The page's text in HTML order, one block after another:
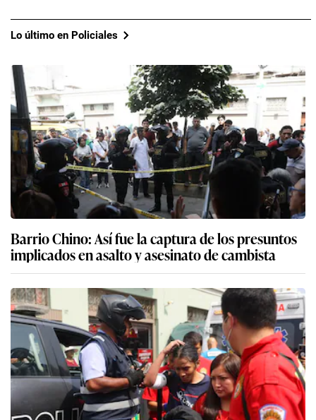
Lo último en Policiales
Barrio Chino: Así fue la captura de los presuntos
implicados en asalto y asesinato de cambista